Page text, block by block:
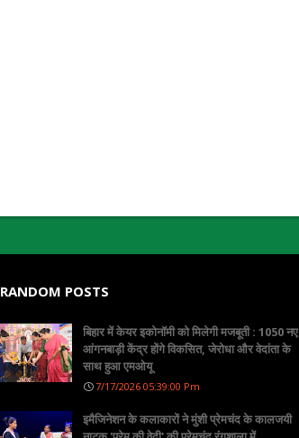
RANDOM POSTS
बिहार में केयर इकोनॉमी को मिलेगी मजबूती : 1050 नए
आंगनबाड़ी केंद्र होंगे विकसित, जेरोधा और वेदांता के
साथ हुआ एमओयू
7/17/2026 05:39:00 Pm
इमैजिनेशन के कलाकारों ने मुंशी प्रेमचंद के कालजयी